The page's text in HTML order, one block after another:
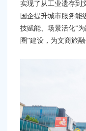
实现了从工业遗存到
国企提升城市服务能
技赋能、场景活化”
圈”建设，为文商旅融